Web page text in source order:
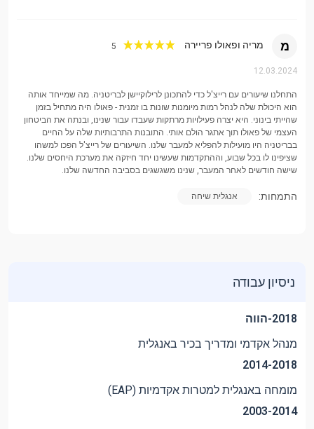
מ מריה ופאולו פריירה 5
12.03.2024
התחלנו שיעורים עם רייצ'ל כדי להתכונן לרילוקיישן לבריטניה. מה שמייחד אותה
הוא היכולת שלה לנהל רמות מיומנות שונות בו זמנית - פאולו היה מתחיל בזמן
שהייתי בינוני. היא יצרה פעילויות מרתקות שעבדו עבור שנינו, ובנתה את הביטחון
העצמי של פאולו תוך אתגר הולם אותי. התובנות התרבותיות שלה על החיים
בבריטניה היו מועילות להפליא למעבר שלנו. השיעורים של רייצ'ל הפכו למשהו
שציפינו לו בכל שבוע, וההתקדמות שעשינו יחד חיזקה את מערכת היחסים שלנו.
שישה חודשים לאחר המעבר, שנינו משגשגים בסביבה החדשה שלנו.
התמחות: אנגלית שיחה
ניסיון עבודה
2018-הווה
מנהל אקדמי ומדריך בכיר באנגלית
2014-2018
מומחה באנגלית למטרות אקדמיות (EAP)
2003-2014